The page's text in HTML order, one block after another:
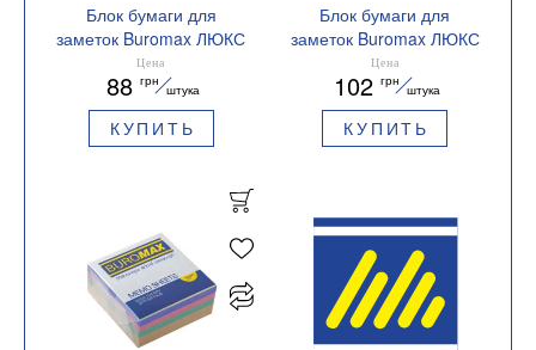
Блок бумаги для
заметок Buromax ЛЮКС
Зебра 90х90х30мм
склеенный BM.2260
Цена
88 грн
штука
КУПИТЬ
Блок бумаги для
заметок Buromax ЛЮКС
ЗЕБРА 90х90х40мм не
склеен BM.2263
Цена
102 грн
штука
КУПИТЬ